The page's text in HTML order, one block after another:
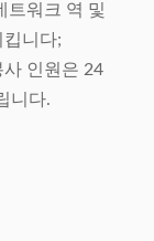
트워크 역 및
니다;
인원은 24
니다.